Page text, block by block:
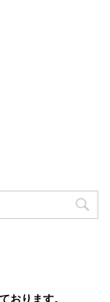
おります。